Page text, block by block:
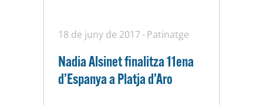
18 de juny de 2017 Patinatge
Nadia Alsinet finalitza 11ena
d’Espanya a Platja d’Aro